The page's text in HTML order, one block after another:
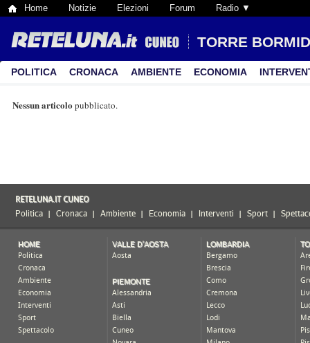
Home Notizie Elezioni Forum Radio ▼
TORRE
POLITICA CRONACA AMBIENTE ECONOMIA
Nessun articolo pubblicato.